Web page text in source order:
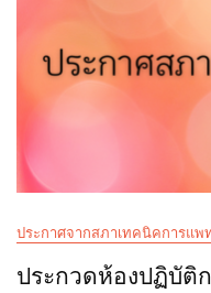
ประกาศจากสภาเทคนิคการแพ
ประกวดห้องปฏิบั